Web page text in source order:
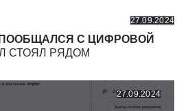
27.09.2024
ПООБЩАЛСЯ С ЦИФРОВОЙ
СТОЯЛ РЯДОМ
27.09.2024